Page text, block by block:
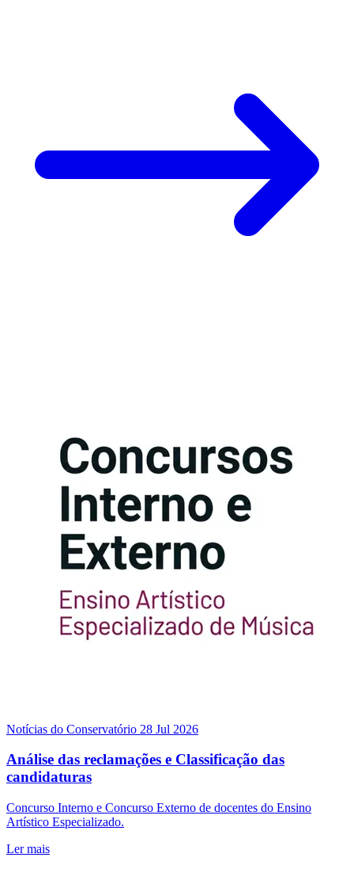
Notícias do Conservatório 28 Jul 2026
Análise das reclamações e Classificação das
candidaturas
Concurso Interno e Concurso Externo de docentes do Ensino
Artístico Especializado.
Ler mais